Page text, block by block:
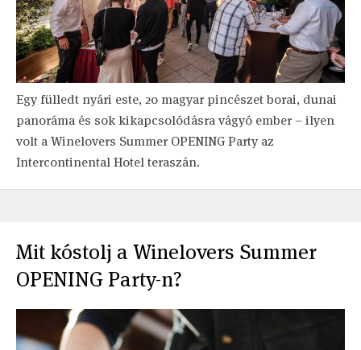
Egy fülledt nyári este, 20 magyar pincészet borai, dunai
panoráma és sok kikapcsolódásra vágyó ember – ilyen
volt a Winelovers Summer OPENING Party az
Intercontinental Hotel teraszán.
Mit kóstolj a Winelovers Summer
OPENING Party-n?